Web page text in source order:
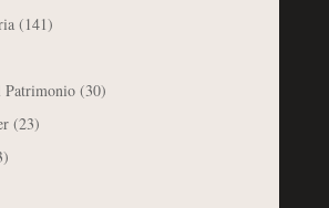
(141)
Patrimonio(30)
(23)